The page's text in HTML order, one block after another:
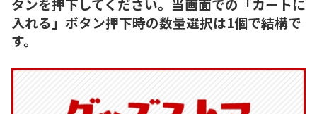
タンを押下してください。当画面での「カートに
入れる」ボタン押下時の数量選択は1個で結構で
す。